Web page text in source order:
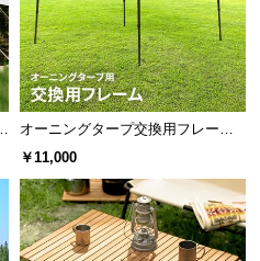
加工
ルマイト加工を施しました。キズや
。
オーニングタープ交換用フレーム 3
m
￥11,000